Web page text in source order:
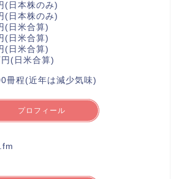
(日本株のみ)
(日本株のみ)
(日米合算)
(日米合算)
(日米合算)
(日米合算)
冊程(近年は減少気味)
プロフィール